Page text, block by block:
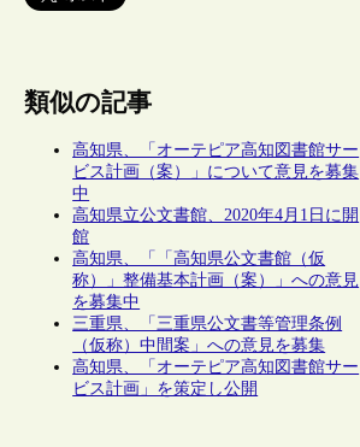
類似の記事
高知県、「オーテピア高知図書館サー
ビス計画（案）」について意見を募集
中
高知県立公文書館、2020年4月1日に開
館
高知県、「「高知県公文書館（仮
称）」整備基本計画（案）」への意見
を募集中
三重県、「三重県公文書等管理条例
（仮称）中間案」への意見を募集
高知県、「オーテピア高知図書館サー
ビス計画」を策定し公開